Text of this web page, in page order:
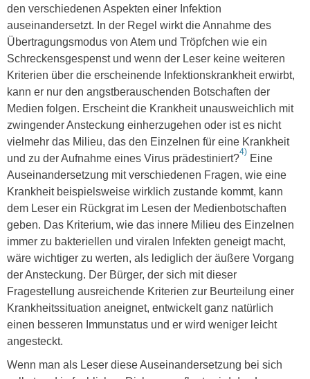
den verschiedenen Aspekten einer Infektion
auseinandersetzt. In der Regel wirkt die Annahme des
Übertragungsmodus von Atem und Tröpfchen wie ein
Schreckensgespenst und wenn der Leser keine weiteren
Kriterien über die erscheinende Infektionskrankheit erwirbt,
kann er nur den angstberauschenden Botschaften der
Medien folgen. Erscheint die Krankheit unausweichlich mit
zwingender Ansteckung einherzugehen oder ist es nicht
vielmehr das Milieu, das den Einzelnen für eine Krankheit
und zu der Aufnahme eines Virus prädestiniert?
4)
Eine
Auseinandersetzung mit verschiedenen Fragen, wie eine
Krankheit beispielsweise wirklich zustande kommt, kann
dem Leser ein Rückgrat im Lesen der Medienbotschaften
geben. Das Kriterium, wie das innere Milieu des Einzelnen
immer zu bakteriellen und viralen Infekten geneigt macht,
wäre wichtiger zu werten, als lediglich der äußere Vorgang
der Ansteckung. Der Bürger, der sich mit dieser
Fragestellung ausreichende Kriterien zur Beurteilung einer
Krankheitssituation aneignet, entwickelt ganz natürlich
einen besseren Immunstatus und er wird weniger leicht
angesteckt.
Wenn man als Leser diese Auseinandersetzung bei sich